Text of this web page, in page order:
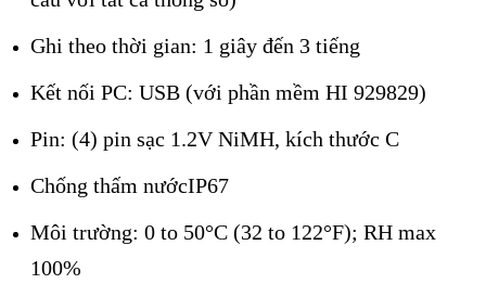
Ghi theo thời gian: 1 giây đến 3 tiếng
Kết nối PC: USB (với phần mềm HI 929829)
Pin: (4) pin sạc 1.2V NiMH, kích thước C
Chống thấm nướcIP67
Môi trường: 0 to 50°C (32 to 122°F); RH max
100%